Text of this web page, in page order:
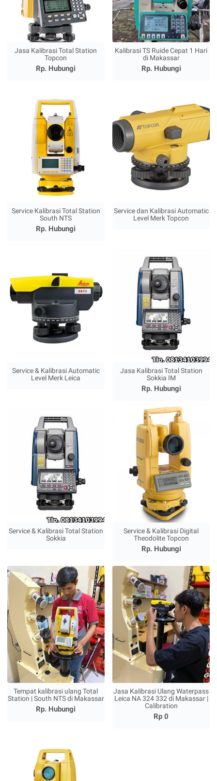
Jasa Kalibrasi Total Station
Topcon
Rp. Hubungi
Kalibrasi TS Ruide Cepat 1 Hari
di Makassar
Rp. Hubungi
Service Kalibrasi Total Station
South NTS
Rp. Hubungi
Service dan Kalibrasi Automatic
Level Merk Topcon
Service & Kalibrasi Automatic
Level Merk Leica
Jasa Kalibrasi Total Station
Sokkia IM
Rp. Hubungi
Service & Kalibrasi Total Station
Sokkia
Service & Kalibrasi Digital
Theodolite Topcon
Rp. Hubungi
Tempat kalibrasi ulang Total
Station | South NTS di Makassar
Rp. Hubungi
Jasa Kalibrasi Ulang Waterpass
Leica NA 324 332 di Makassar |
Calibration
Rp 0